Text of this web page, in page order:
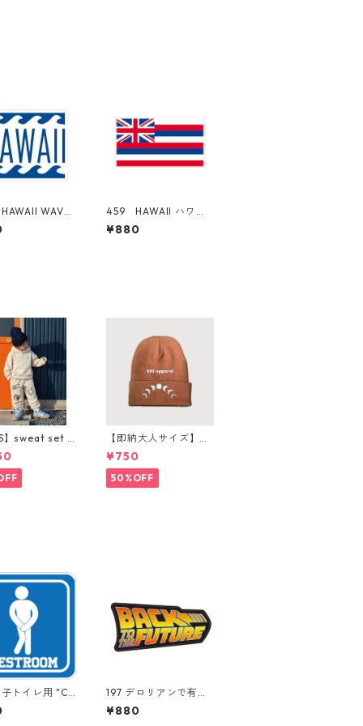
WAVES
アロハ "Calif
Cente
459 HAWAII ハワ
イ 州旗 "Californi
a Market Center"
¥880
】sweat set u
購入ページ
【即納大人サイズ】m
oon beanie
¥750
50%OFF
トイレ用 "Ca
Market Cent
リカンステ
197 デロリアンで有名
な。 "California Mar
ket Center" アメリ
¥880